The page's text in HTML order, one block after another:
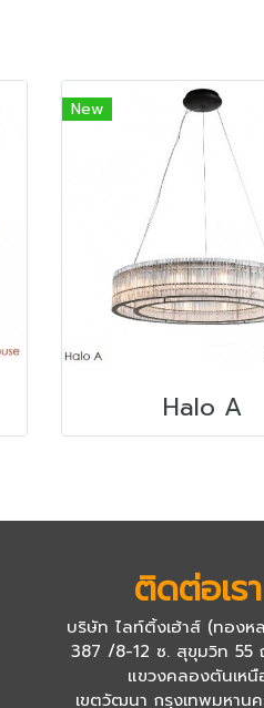
New
Halo A
ติดต่อเรา
บริษัท ไลท์ติ้งเฮ้าส์ (ทองห
387 /8-12 ซ. สุขุมวิท 55
แขวงคลองตันเหนื
เขตวัฒนา กรุงเทพมหานค